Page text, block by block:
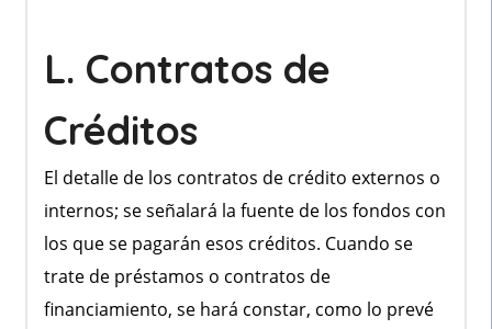
L. Contratos de
Créditos
El detalle de los contratos de crédito externos o
internos; se señalará la fuente de los fondos con
los que se pagarán esos créditos. Cuando se
trate de préstamos o contratos de
financiamiento, se hará constar, como lo prevé